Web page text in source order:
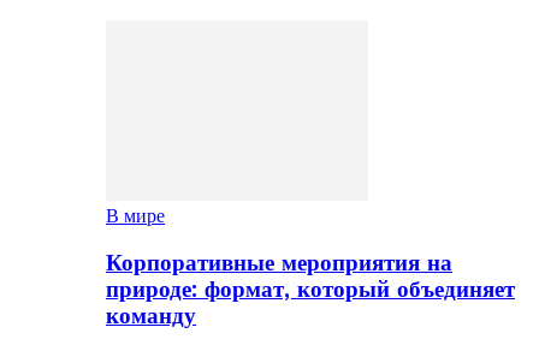
В мире
Корпоративные мероприятия на
природе: формат, который объединяет
команду